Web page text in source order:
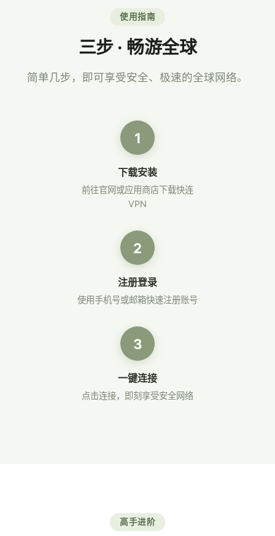
使用指南
三步 · 畅游全球
简单几步，即可享受安全、极速的全球网络。
1
下载安装
前往官网或应用商店下载快连
VPN
2
注册登录
使用手机号或邮箱快速注册账号
3
一键连接
点击连接，即刻享受安全网络
高手进阶